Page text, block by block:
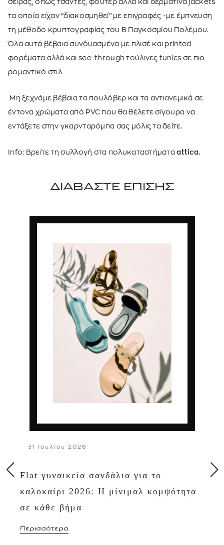
σειράς, όπως τσάντες, φούτερ αλλά και δερμάτινα jackets
τα οποία είχαν “διακοσμηθεί” με επιγραφές -με έμπνευση
τη μέθοδο κρυπτογραφίας του Β Παγκοσμίου Πολέμου.
Όλα αυτά βέβαια συνδυασμένα με πλισέ και printed
φορέματα αλλά και see-through τούλινες tunics σε πιο
ρομαντικό στιλ
Μη ξεχνάμε βέβαια τα πουλόβερ και τα αντιανεμικά σε
έντονα χρώματα από PVC που θα θέλετε σίγουρα να
εντάξετε στην γκαρνταρόμπα σας μόλις τα δείτε.
Info: Βρείτε τη συλλογή στα πολυκαταστήματαattica.
ΔΙΑΒΑΣΤΕ ΕΠΙΣΗΣ
31 Ιουλίου 2026
Flat γυναικεία σανδάλια για το
καλοκαίρι 2026: Η μίνιμαλ κομψότητα
σε κάθε βήμα
Περισσότερα